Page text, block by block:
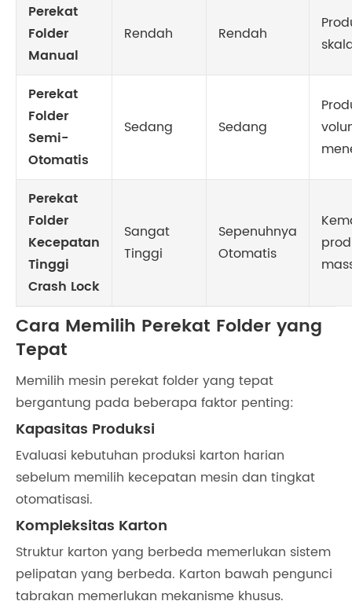
Perekat
Folder
Manual
Rendah Rendah
Perekat
Folder
Semi-
Otomatis
Sedang Sedang
Perekat
Folder
Kecepatan
Tinggi
Crash Lock
Sangat
Tinggi
Sepenuhnya
Otomatis
Cara Memilih Perekat Folder yang
Tepat
Memilih mesin perekat folder yang tepat
bergantung pada beberapa faktor penting:
Kapasitas Produksi
Evaluasi kebutuhan produksi karton harian
sebelum memilih kecepatan mesin dan tingkat
otomatisasi.
Kompleksitas Karton
Struktur karton yang berbeda memerlukan sistem
pelipatan yang berbeda. Karton bawah pengunci
tabrakan memerlukan mekanisme khusus.